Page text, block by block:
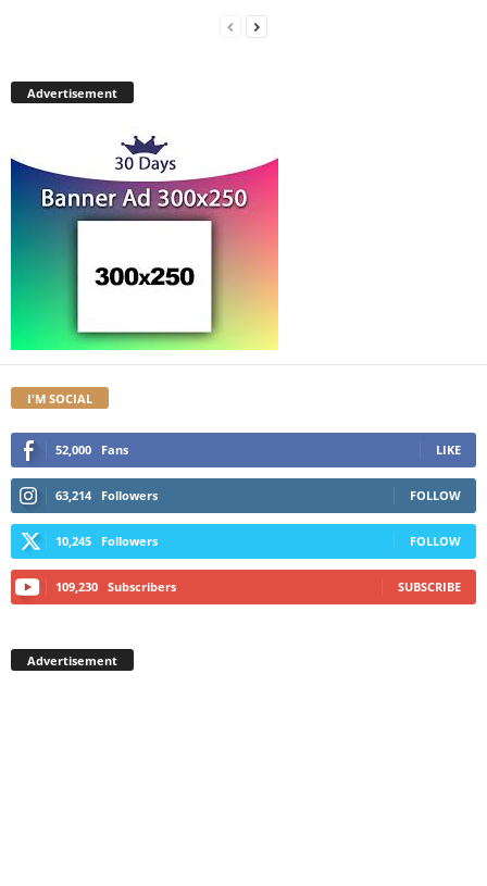
Advertisement
I'M SOCIAL
52,000 Fans LIKE
63,214 Followers FOLLOW
10,245 Followers FOLLOW
109,230 Subscribers SUBSCRIBE
Advertisement